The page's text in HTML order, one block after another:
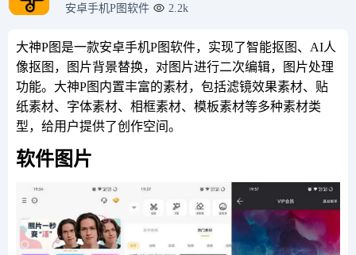
VIP版 v6.6.3.7
安卓手机P图软件 2.2k
大神P图是一款安卓手机P图软件，实现了智能抠图、AI人
像抠图，图片背景替换，对图片进行二次编辑，图片处理
功能。大神P图内置丰富的素材，包括滤镜效果素材、贴
纸素材、字体素材、相框素材、模板素材等多种素材类
型，给用户提供了创作空间。
软件图片